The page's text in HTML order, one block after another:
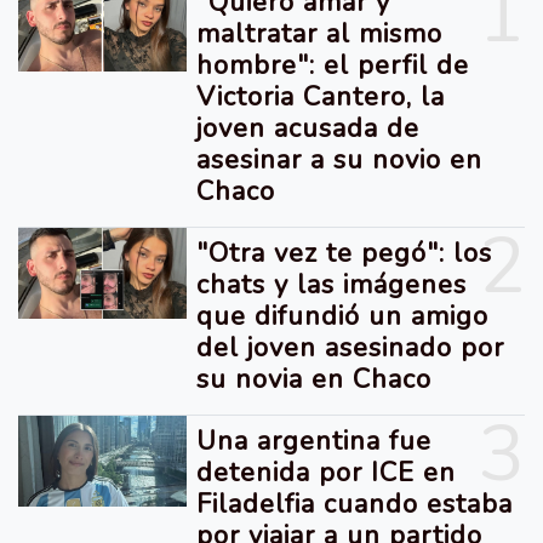
maltratar al mismo
hombre": el perfil de
Victoria Cantero, la
joven acusada de
asesinar a su novio en
Chaco
2
"Otra vez te pegó": los
chats y las imágenes
que difundió un amigo
del joven asesinado por
su novia en Chaco
Una argentina fue
detenida por ICE en
Filadelfia cuando estaba
por viajar a un partido